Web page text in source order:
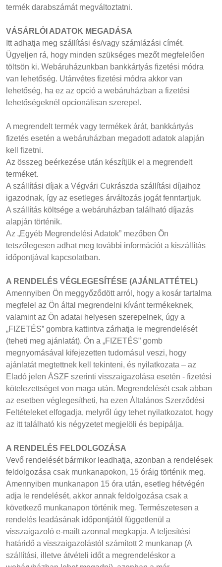
termék darabszámát megváltoztatni.
VÁSÁRLÓI ADATOK MEGADÁSA
Itt adhatja meg szállítási és/vagy számlázási címét.
Ügyeljen rá, hogy minden szükséges mezőt megfelelően
töltsön ki. Webáruházunkban bankkártyás fizetési módra
van lehetőség. Utánvétes fizetési módra akkor van
lehetőség, ha ez az opció a webáruházban a fizetési
lehetőségeknél opcionálisan szerepel.
A megrendelt termék vagy termékek árát, bankkártyás
fizetés esetén a webáruházban megadott adatok alapján
kell fizetni.
Az összeg beérkezése után készítjük el a megrendelt
terméket.
A szállítási díjak a Végvári Cukrászda szállítási díjaihoz
igazodnak, így az esetleges árváltozás jogát fenntartjuk.
A szállítás költsége a webáruházban található díjazás
alapján történik.
Az „Egyéb Megrendelési Adatok” mezőben Ön
tetszőlegesen adhat meg további információt a kiszállítás
időpontjával kapcsolatban.
A RENDELÉS VÉGLEGESÍTÉSE (AJÁNLATTÉTEL)
Amennyiben Ön meggyőződött arról, hogy a kosár tartalma
megfelel az Ön által megrendelni kívánt termékeknek,
valamint az Ön adatai helyesen szerepelnek, úgy a
„FIZETÉS” gombra kattintva zárhatja le megrendelését
(teheti meg ajánlatát). Ön a „FIZETÉS” gomb
megnyomásával kifejezetten tudomásul veszi, hogy
ajánlatát megtettnek kell tekinteni, és nyilatkozata – az
Eladó jelen ÁSZF szerinti visszaigazolása esetén - fizetési
kötelezettséget von maga után. Megrendelését csak abban
az esetben véglegesítheti, ha ezen Általános Szerződési
Feltételeket elfogadja, melyről úgy tehet nyilatkozatot, hogy
az itt található kis négyzetet megjelöli és bepipálja.
A RENDELÉS FELDOLGOZÁSA
Vevő rendelését bármikor leadhatja, azonban a rendelések
feldolgozása csak munkanapokon, 15 óráig történik meg.
Amennyiben munkanapon 15 óra után, esetleg hétvégén
adja le rendelését, akkor annak feldolgozása csak a
következő munkanapon történik meg. Természetesen a
rendelés leadásának időpontjától függetlenül a
visszaigazoló e-mailt azonnal megkapja. A teljesítési
határidő a visszaigazolástól számított 2 munkanap (A
szállítási, illetve átvételi időt a megrendeléskor a